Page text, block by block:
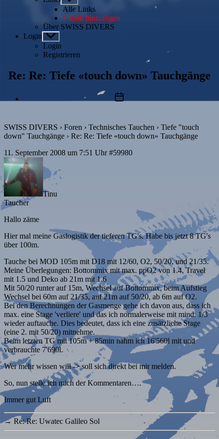
anzeigen
Alle Links
+ Link hinzufügen
Über SWISS DIVERS
Login Untermenü
anzeigen
Login
Registrieren
Re: Re: Tiefe «touch down» Tauchgänge
Beitragsdatum
SWISS DIVERS › Foren › Technisches Tauchen › Tiefe "touch
down" Tauchgänge › Re: Re: Tiefe «touch down» Tauchgänge
11. September 2008 um 7:51 Uhr #59980
Tinu
Taucher
Hallo zäme
Hier mal meine Gaslogistik der tieferen TG's. Habe bis jetzt 8 TG's
über 100m.
Tauche bei MOD 105m mit D18 mit 12/60, O2, 50/20, und 21/35.
Meine Überlegungen: Bottommix mit max. ppO2 von 1.4, Travel
mit 1.5 und Deko ab 21m mit 1.6
Mit 50/20 runter auf 15m, Wechsel auf Bottommix, beim Aufstieg
Wechsel bei 60m auf 21/35, auf 21m auf 50/20, ab 6m auf O2.
Bei den Berechnungen der Gasmenge gehe ich davon aus, dass ich
max. eine Stage 'verliere' und das ich normalerweise mit mind. 1/3
wieder auftauche. Dies bedeutet, dass ich eine zusätzliche Stage
(eine 2. mit 50/20) mitnehme.
Beim letzten TG mit 105m + 85min nahm ich 16'560l mit und
verbrauchte 7'690l.
Wer mehr wissen will -> soll sich direkt bei mir melden.
So, nun stelle ich mich der Kommentaren….
Immer gut Luft
→ Re: Re: Uwatec Galileo Sol